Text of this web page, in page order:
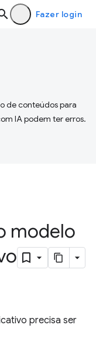
Fazer login
de conteúdos para
IA podem ter erros.
modelo
precisa ser